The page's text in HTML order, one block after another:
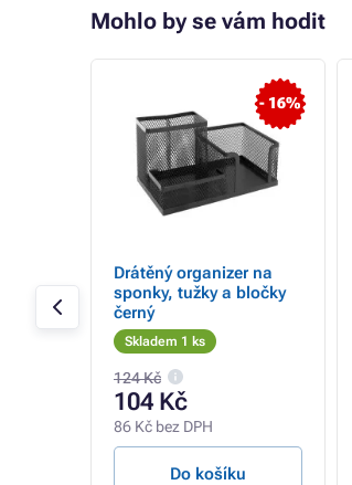
Mohlo by se vám hodit
- 16%
Drátěný organizer na
sponky, tužky a bločky
černý
Skladem 1 ks
124 Kč
104 Kč
86 Kč bez DPH
Do košíku